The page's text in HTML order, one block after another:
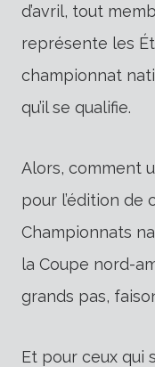
d’avril, tout
représente les
championnat
qu’il se qualifie.
Alors, comment
pour l’édition de
Championnats
la Coupe nord-
grands pas,
Et pour ceux qui